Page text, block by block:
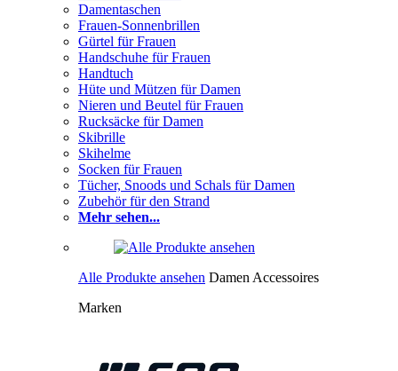
Damentaschen
Frauen-Sonnenbrillen
Gürtel für Frauen
Handschuhe für Frauen
Handtuch
Hüte und Mützen für Damen
Nieren und Beutel für Frauen
Rucksäcke für Damen
Skibrille
Skihelme
Socken für Frauen
Tücher, Snoods und Schals für Damen
Zubehör für den Strand
Mehr sehen...
Alle Produkte ansehen Damen Accessoires
Marken